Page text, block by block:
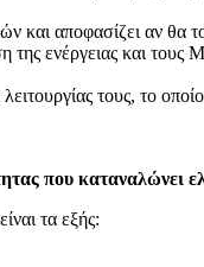
και αποφασίζει αν θα
της ενέργειας και
τους, το
που καταναλώνει
τα εξής: